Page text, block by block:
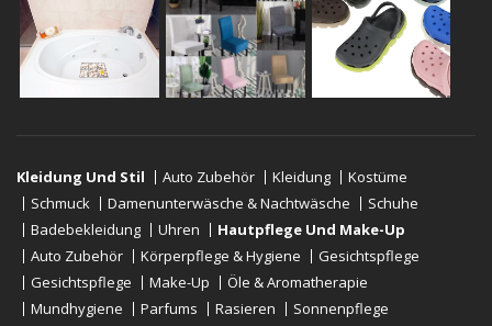
Kleidung Und Stil Auto Zubehör Kleidung
Kostüme
Schmuck
Damenunterwäsche & Nachtwäsche
Schuhe
Badebekleidung
Uhren
Hautpflege Und Make-Up
Auto Zubehör
Körperpflege & Hygiene
Gesichtspflege
Gesichtspflege
Make-Up
Öle & Aromatherapie
Mundhygiene
Parfums Rasieren
Sonnenpflege